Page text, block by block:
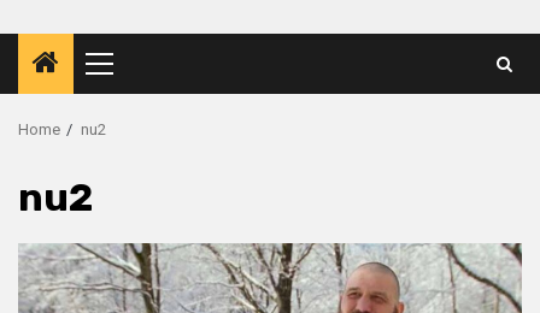
Primary
Menu
Home nu2
nu2